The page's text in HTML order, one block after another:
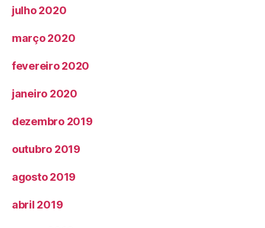
julho 2020
março 2020
fevereiro 2020
janeiro 2020
dezembro 2019
outubro 2019
agosto 2019
abril 2019